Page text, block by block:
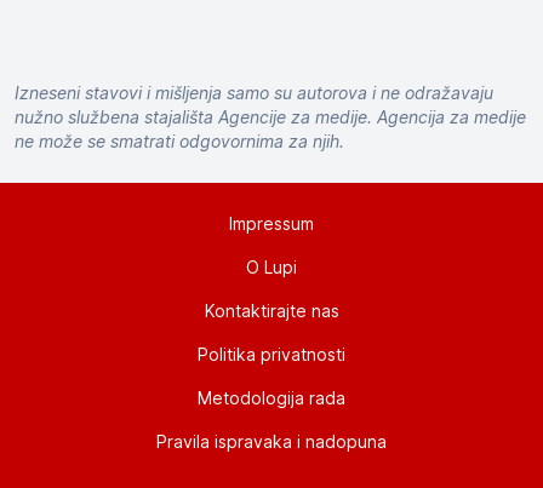
Izneseni stavovi i mišljenja samo su autorova i ne odražavaju
nužno službena stajališta Agencije za medije. Agencija za medije
ne može se smatrati odgovornima za njih.
Impressum
O Lupi
Kontaktirajte nas
Politika privatnosti
Metodologija rada
Pravila ispravaka i nadopuna